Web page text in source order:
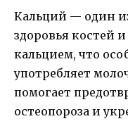
Кальций — один
здоровья костей
кальцием, что
употребляет
помогает
остеопороза и